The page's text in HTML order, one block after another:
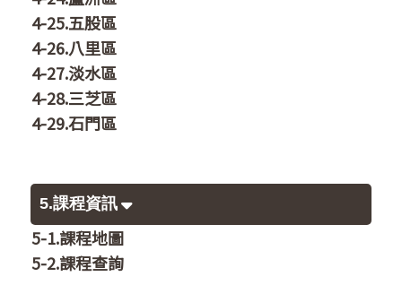
4-25.五股區
4-26.八里區
4-27.淡水區
4-28.三芝區
4-29.石門區
5.課程資訊
5-1.課程地圖
5-2.課程查詢